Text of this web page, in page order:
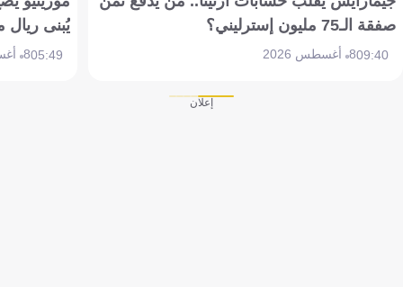
صفقة الـ75 مليون إسترليني؟
09:408 أغسطس 2026
يُبنى ريال
05:498 أغسطس 2026
إعلان